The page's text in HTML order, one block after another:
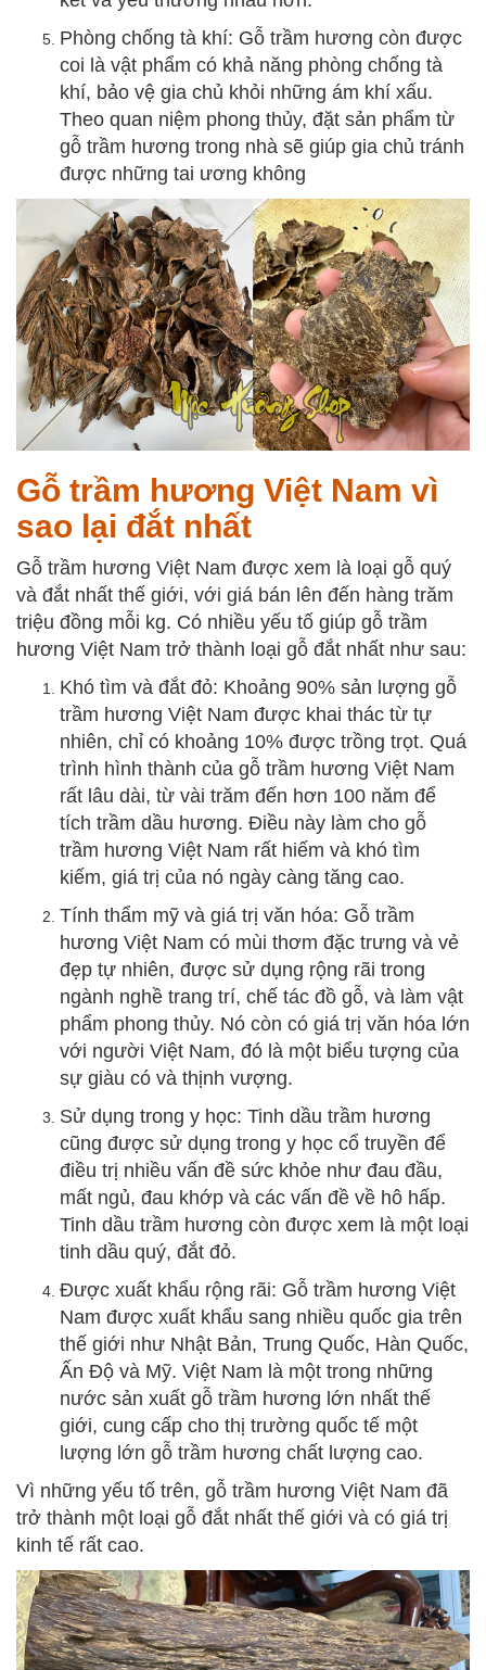
Phòng chống tà khí: Gỗ trầm hương còn được
coi là vật phẩm có khả năng phòng chống tà
khí, bảo vệ gia chủ khỏi những ám khí xấu.
Theo quan niệm phong thủy, đặt sản phẩm từ
gỗ trầm hương trong nhà sẽ giúp gia chủ tránh
được những tai ương không
Gỗ trầm hương Việt Nam vì
sao lại đắt nhất
Gỗ trầm hương Việt Nam được xem là loại gỗ quý
và đắt nhất thế giới, với giá bán lên đến hàng trăm
triệu đồng mỗi kg. Có nhiều yếu tố giúp gỗ trầm
hương Việt Nam trở thành loại gỗ đắt nhất như sau:
Khó tìm và đắt đỏ: Khoảng 90% sản lượng gỗ
trầm hương Việt Nam được khai thác từ tự
nhiên, chỉ có khoảng 10% được trồng trọt. Quá
trình hình thành của gỗ trầm hương Việt Nam
rất lâu dài, từ vài trăm đến hơn 100 năm để
tích trầm dầu hương. Điều này làm cho gỗ
trầm hương Việt Nam rất hiếm và khó tìm
kiếm, giá trị của nó ngày càng tăng cao.
Tính thẩm mỹ và giá trị văn hóa: Gỗ trầm
hương Việt Nam có mùi thơm đặc trưng và vẻ
đẹp tự nhiên, được sử dụng rộng rãi trong
ngành nghề trang trí, chế tác đồ gỗ, và làm vật
phẩm phong thủy. Nó còn có giá trị văn hóa lớn
với người Việt Nam, đó là một biểu tượng của
sự giàu có và thịnh vượng.
Sử dụng trong y học: Tinh dầu trầm hương
cũng được sử dụng trong y học cổ truyền để
điều trị nhiều vấn đề sức khỏe như đau đầu,
mất ngủ, đau khớp và các vấn đề về hô hấp.
Tinh dầu trầm hương còn được xem là một loại
tinh dầu quý, đắt đỏ.
Được xuất khẩu rộng rãi: Gỗ trầm hương Việt
Nam được xuất khẩu sang nhiều quốc gia trên
thế giới như Nhật Bản, Trung Quốc, Hàn Quốc,
Ấn Độ và Mỹ. Việt Nam là một trong những
nước sản xuất gỗ trầm hương lớn nhất thế
giới, cung cấp cho thị trường quốc tế một
lượng lớn gỗ trầm hương chất lượng cao.
Vì những yếu tố trên, gỗ trầm hương Việt Nam đã
trở thành một loại gỗ đắt nhất thế giới và có giá trị
kinh tế rất cao.